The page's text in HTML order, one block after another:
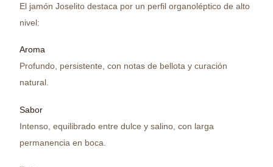
El jamón Joselito destaca por un perfil organoléptico de alto
nivel:
Aroma
Profundo, persistente, con notas de bellota y curación
natural.
Sabor
Intenso, equilibrado entre dulce y salino, con larga
permanencia en boca.